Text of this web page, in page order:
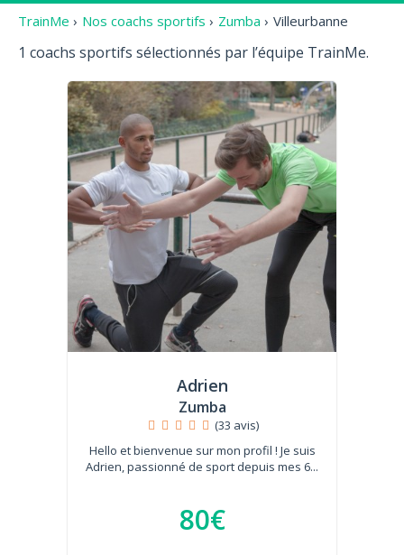
TrainMe › Nos coachs sportifs › Zumba › Villeurbanne
1 coachs sportifs sélectionnés par l’équipe TrainMe.
Adrien
Zumba
(33 avis)
Hello et bienvenue sur mon profil ! Je suis
Adrien, passionné de sport depuis mes 6...
80€